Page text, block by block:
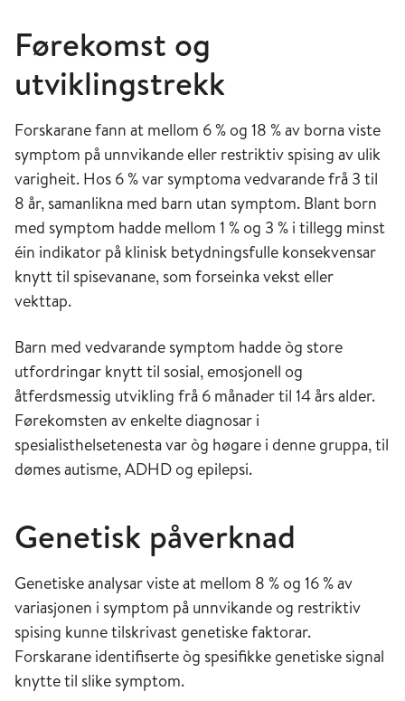
Førekomst og
utviklingstrekk
Forskarane fann at mellom 6 % og 18 % av borna viste
symptom på unnvikande eller restriktiv spising av ulik
varigheit. Hos 6 % var symptoma vedvarande frå 3 til
8 år, samanlikna med barn utan symptom. Blant born
med symptom hadde mellom 1 % og 3 % i tillegg minst
éin indikator på klinisk betydningsfulle konsekvensar
knytt til spisevanane, som forseinka vekst eller
vekttap.
Barn med vedvarande symptom hadde òg store
utfordringar knytt til sosial, emosjonell og
åtferdsmessig utvikling frå 6 månader til 14 års alder.
Førekomsten av enkelte diagnosar i
spesialisthelsetenesta var òg høgare i denne gruppa, til
dømes autisme, ADHD og epilepsi.
Genetisk påverknad
Genetiske analysar viste at mellom 8 % og 16 % av
variasjonen i symptom på unnvikande og restriktiv
spising kunne tilskrivast genetiske faktorar.
Forskarane identifiserte òg spesifikke genetiske signal
knytte til slike symptom.